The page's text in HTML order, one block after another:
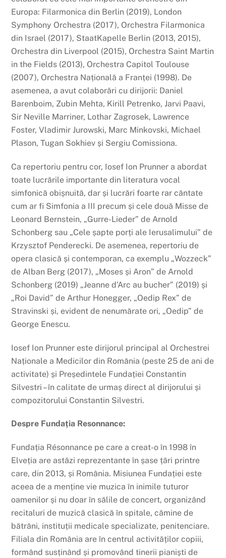
Europa: Filarmonica din Berlin (2019), London
Symphony Orchestra (2017), Orchestra Filarmonica
din Israel (2017), StaatKapelle Berlin (2013, 2015),
Orchestra din Liverpool (2015), Orchestra Saint Martin
in the Fields (2013), Orchestra Capitol Toulouse
(2007), Orchestra Națională a Franței (1998). De
asemenea, a avut colaborări cu dirijorii: Daniel
Barenboim, Zubin Mehta, Kirill Petrenko, Jarvi Paavi,
Sir Neville Marriner, Lothar Zagrosek, Lawrence
Foster, Vladimir Jurowski, Marc Minkovski, Michael
Plason, Tugan Sokhiev și Sergiu Comissiona.
Ca repertoriu pentru cor, Iosef Ion Prunner a abordat
toate lucrările importante din literatura vocal
simfonică obișnuită, dar și lucrări foarte rar cântate
cum ar fi Simfonia a III precum și cele două Misse de
Leonard Bernstein, „Gurre-Lieder” de Arnold
Schonberg sau „Cele șapte porți ale Ierusalimului” de
Krzysztof Penderecki. De asemenea, repertoriu de
opera clasică și contemporan, ca exemplu „Wozzeck”
de Alban Berg (2017), „Moses și Aron” de Arnold
Schonberg (2019) „Jeanne d’Arc au bucher” (2019) și
„Roi David” de Arthur Honegger, „Oedip Rex” de
Stravinski și, evident de nenumărate ori, „Oedip” de
George Enescu.
Iosef Ion Prunner este dirijorul principal al Orchestrei
Naționale a Medicilor din România (peste 25 de ani de
activitate) și Președintele Fundației Constantin
Silvestri – în calitate de urmaș direct al dirijorului și
compozitorului Constantin Silvestri.
Despre Fundația Resonnance:
Fundația Résonnance pe care a creat-o în 1998 în
Elveția are astăzi reprezentante în șase țări printre
care, din 2013, și România. Misiunea Fundației este
aceea de a menține vie muzica în inimile tuturor
oamenilor și nu doar în sălile de concert, organizând
recitaluri de muzică clasică în spitale, cămine de
bătrâni, instituții medicale specializate, penitenciare.
Filiala din România are în centrul activităților copiii,
formând susținând și promovând tinerii pianiști de